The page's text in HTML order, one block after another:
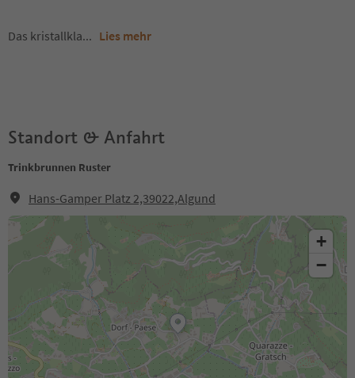
Das kristallkla... Lies mehr
Standort & Anfahrt
Trinkbrunnen Ruster
Hans-Gamper Platz 2,39022,Algund
+
−